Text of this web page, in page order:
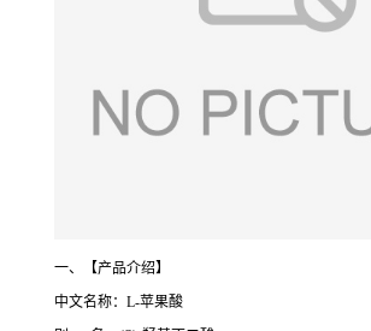
一、【产品介绍】
中文名称：L-苹果酸